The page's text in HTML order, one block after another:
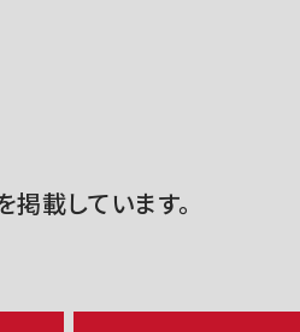
載しています。